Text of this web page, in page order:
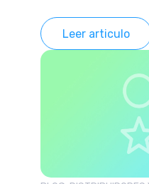
Leer articulo